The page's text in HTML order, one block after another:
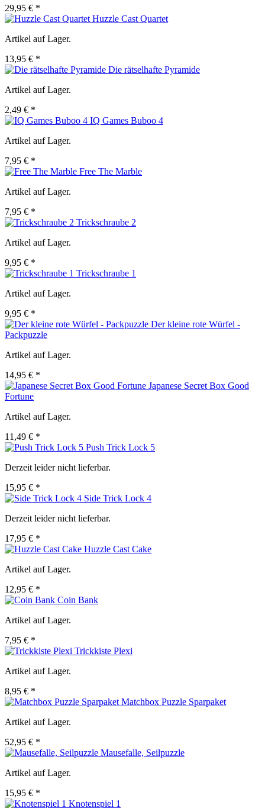
29,95 € *
Huzzle Cast Quartet
Artikel auf Lager.
13,95 € *
Die rätselhafte Pyramide
Artikel auf Lager.
2,49 € *
IQ Games Buboo 4
Artikel auf Lager.
7,95 € *
Free The Marble
Artikel auf Lager.
7,95 € *
Trickschraube 2
Artikel auf Lager.
9,95 € *
Trickschraube 1
Artikel auf Lager.
9,95 € *
Der kleine rote Würfel -
Packpuzzle
Artikel auf Lager.
14,95 € *
Japanese Secret Box Good
Fortune
Artikel auf Lager.
11,49 € *
Push Trick Lock 5
Derzeit leider nicht lieferbar.
15,95 € *
Side Trick Lock 4
Derzeit leider nicht lieferbar.
17,95 € *
Huzzle Cast Cake
Artikel auf Lager.
12,95 € *
Coin Bank
Artikel auf Lager.
7,95 € *
Trickkiste Plexi
Artikel auf Lager.
8,95 € *
Matchbox Puzzle Sparpaket
Artikel auf Lager.
52,95 € *
Mausefalle, Seilpuzzle
Artikel auf Lager.
15,95 € *
Knotenspiel 1